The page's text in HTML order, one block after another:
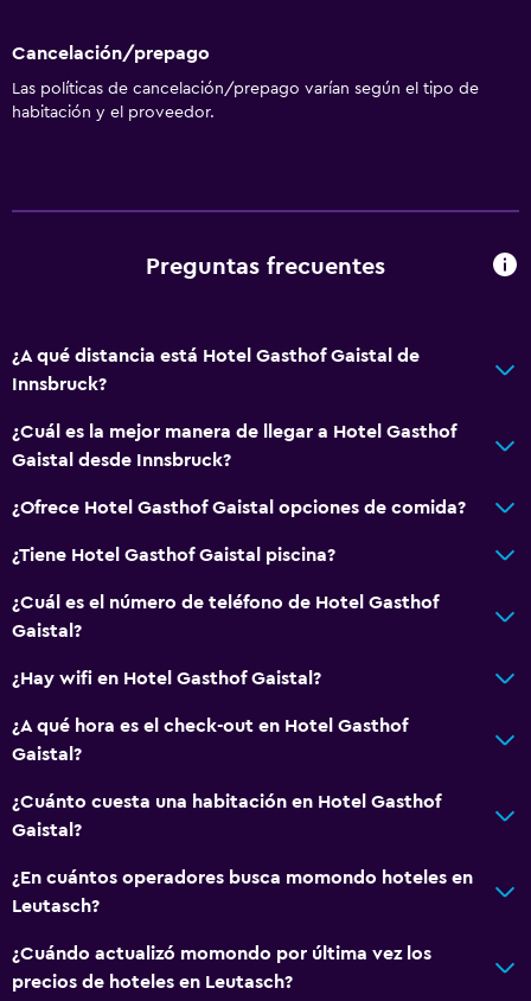
Cancelación/prepago
Las políticas de cancelación/prepago varían según el tipo de
habitación y el proveedor.
Preguntas frecuentes
¿A qué distancia está Hotel Gasthof Gaistal de
Innsbruck?
¿Cuál es la mejor manera de llegar a Hotel Gasthof
Gaistal desde Innsbruck?
¿Ofrece Hotel Gasthof Gaistal opciones de comida?
¿Tiene Hotel Gasthof Gaistal piscina?
¿Cuál es el número de teléfono de Hotel Gasthof
Gaistal?
¿Hay wifi en Hotel Gasthof Gaistal?
¿A qué hora es el check-out en Hotel Gasthof
Gaistal?
¿Cuánto cuesta una habitación en Hotel Gasthof
Gaistal?
¿En cuántos operadores busca momondo hoteles en
Leutasch?
¿Cuándo actualizó momondo por última vez los
precios de hoteles en Leutasch?